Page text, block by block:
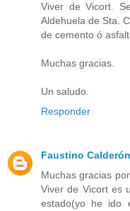
Viver de Vicort.
Aldehuela de Sta.
de cemento ó
Muchas gracias.
Un saludo.
Responder
Faustino Calderón
Muchas gracias
Viver de Vicort es
estado(yo he ido